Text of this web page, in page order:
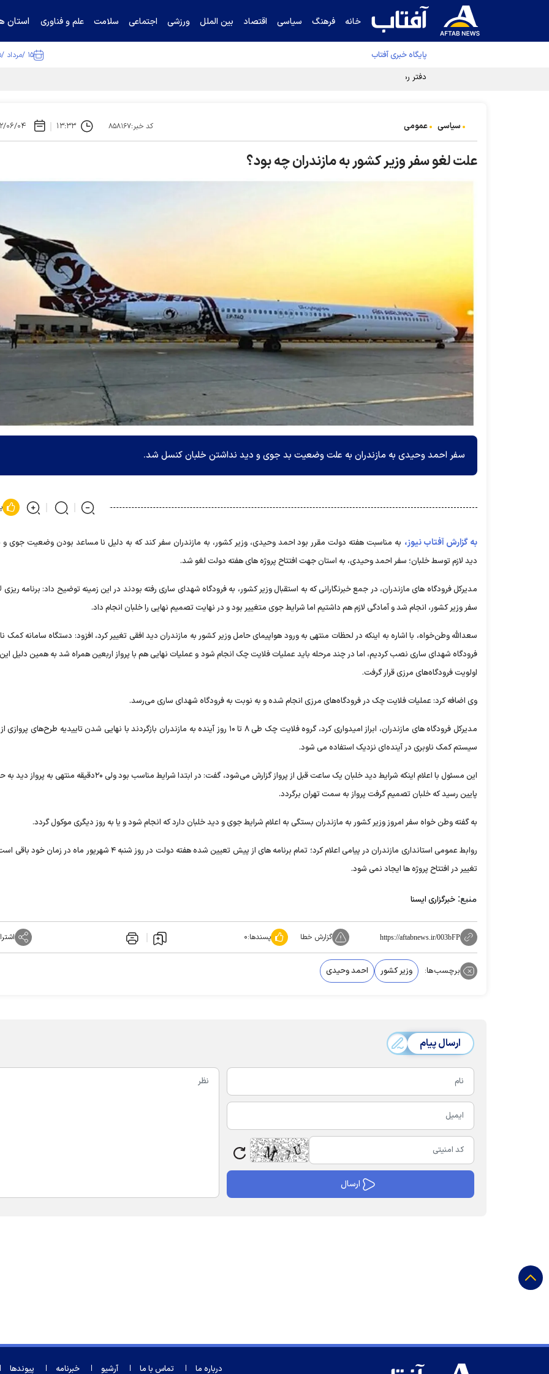
خانه فرهنگ سیاسی اقتصاد بین الملل ورزشی اجتماعی سلامت علم و فناوری استان
پایگاه خبری آفتاب ۱۵ /مرداد /۱۴۰۵
دفتر رهبر انقلاب ادعای خرازی درباره پزشکیان را تکذیب کرد
سیاسی عمومی کد خبر:۸۵۸۱۶۷ ۱۳:۳۳ ۱۴۰۲/
علت لغو سفر وزیر کشور به مازندران چه بود؟
سفر احمد وحیدی به مازندران به علت وضعیت بد جوی و دید نداشتن خلبان کنسل شد.
به گزارش آفتاب نیوز، به مناسبت هفته دولت مقرر بود احمد وحیدی، وزیر کشور، به مازندران سفر کند که به دلیل نا مساعد بودن وضعیت جوی
دید لازم توسط خلبان؛ سفر احمد وحیدی، به استان جهت افتتاح پروژه های هفته دولت لغو شد.
مدیرکل فرودگاه های مازندران، در جمع خبرنگارانی که به استقبال وزیر کشور، به فرودگاه شهدای ساری رفته بودند در این زمینه توضیح داد: برنامه ریزی
سفر وزیر کشور، انجام شد و آمادگی لازم هم داشتیم اما شرایط جوی متغییر بود و در نهایت تصمیم نهایی را خلبان انجام داد.
سعدالله وطن‌خواه، با اشاره به اینکه در لحظات منتهی به ورود هواپیمای حامل وزیر کشور به مازندران دید افقی تغییر کرد، افزود: دستگاه سامانه کمک
فرودگاه شهدای ساری نصب کردیم، اما در چند مرحله باید عملیات فلایت چک انجام شود و عملیات نهایی هم با پرواز اربعین همراه شد به همین دلیل
اولویت فرودگاه‌های مرزی قرار گرفت.
وی اضافه کرد: عملیات فلایت چک در فرودگاه‌های مرزی انجام شده و به نوبت به فرودگاه شهدای ساری می‌رسد.
مدیرکل فرودگاه های مازندران، ابراز امیدواری کرد، گروه فلایت چک طی ۸ تا ۱۰ روز آینده به مازندران بازگردند با نهایی شدن تاییدیه
سیستم کمک ناوبری در آینده‌ای نزدیک استفاده می شود.
این مسئول با اعلام اینکه شرایط دید خلبان یک ساعت قبل از پرواز گزارش می‌شود، گفت: در ابتدا شرایط مناسب بود ولی
پایین رسید که خلبان تصمیم گرفت پرواز به سمت تهران برگردد.
به گفته وطن خواه سفر امروز وزیر کشور به مازندران بستگی به اعلام شرایط جوی و دید خلبان دارد که انجام شود و یا به روز دیگری موکول گردد.
روابط عمومی استانداری مازندران در پیامی اعلام کرد؛ تمام برنامه های از پیش تعیین شده هفته دولت در روز شنبه ۴ شهریور
تغییر در افتتاح پروژه ها ایجاد نمی شود.
منبع: خبرگزاری ایسنا
https://aftabnews.ir/003bFP گزارش خطا پسندها:۰
برچسب‌ها: وزیر کشور احمد وحیدی
ارسال پیام
درباره ما تماس با ما آرشیو خبرنامه پیوندها